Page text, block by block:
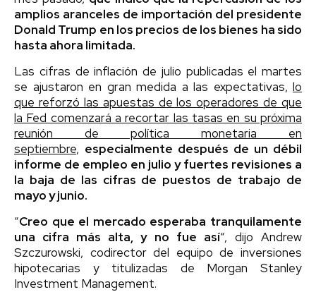
amplios aranceles de importación del presidente
Donald Trump en los precios de los bienes ha sido
hasta ahora limitada.
Las cifras de inflación de julio publicadas el martes
se ajustaron en gran medida a las expectativas, lo
que reforzó las apuestas de los operadores de que
la Fed comenzará a recortar las tasas en su próxima
reunión de política monetaria en
septiembre, especialmente después de un débil
informe de empleo en julio y fuertes revisiones a
la baja de las cifras de puestos de trabajo de
mayo y junio.
“Creo que el mercado esperaba tranquilamente
una cifra más alta, y no fue así“, dijo Andrew
Szczurowski, codirector del equipo de inversiones
hipotecarias y titulizadas de Morgan Stanley
Investment Management.